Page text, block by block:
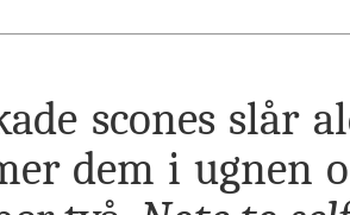
scones slår
dem i ugnen